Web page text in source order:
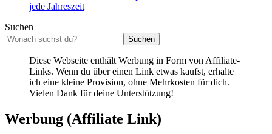
jede Jahreszeit
Suchen
Suchen
Diese Webseite enthält Werbung in Form von Affiliate-
Links. Wenn du über einen Link etwas kaufst, erhalte
ich eine kleine Provision, ohne Mehrkosten für dich.
Vielen Dank für deine Unterstützung!
Werbung (Affiliate Link)